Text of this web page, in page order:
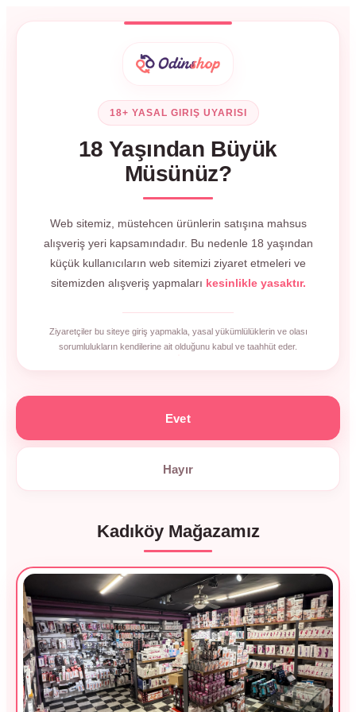
18+ YASAL GIRIŞ UYARISI
18 Yaşından Büyük
Müsünüz?
Web sitemiz, müstehcen ürünlerin satışına mahsus
alışveriş yeri kapsamındadır. Bu nedenle 18 yaşından
küçük kullanıcıların web sitemizi ziyaret etmeleri ve
sitemizden alışveriş yapmaları kesinlikle yasaktır.
Ziyaretçiler bu siteye giriş yapmakla, yasal yükümlülüklerin ve olası
sorumlulukların kendilerine ait olduğunu kabul ve taahhüt eder.
Kadıköy Mağazamız
Evet
Hayır